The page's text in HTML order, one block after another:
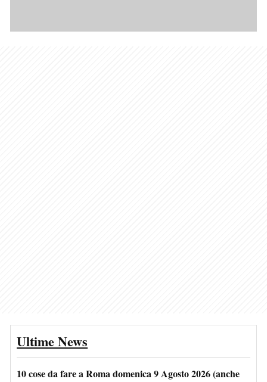
Ultime News
10 cose da fare a Roma domenica 9 Agosto 2026 (anche